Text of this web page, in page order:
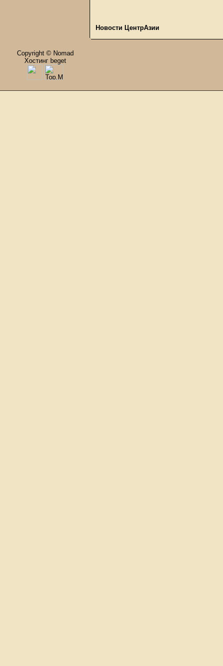
Новости ЦентрАзии
Copyright © Nomad
Хостинг beget